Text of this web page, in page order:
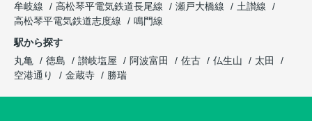
牟岐線
高松琴平電気鉄道長尾線 瀬戸大橋線
土讃線
高松琴平電気鉄道志度線
鳴門線
駅から探す
丸亀
徳島 讃岐塩屋 阿波富田 佐古 仏生山
太田
空港通り
金蔵寺 勝瑞